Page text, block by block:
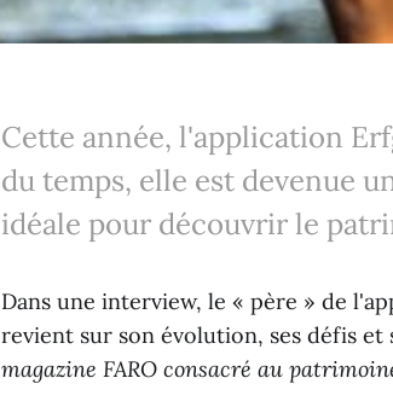
Cette année, l'application
du temps, elle est devenue
idéale pour découvrir le
Dans une interview, le « père » de
revient sur son évolution, ses défis
magazine FARO consacré au